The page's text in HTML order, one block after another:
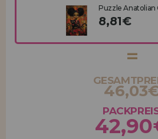
Puzzle Anatolian
8,81€